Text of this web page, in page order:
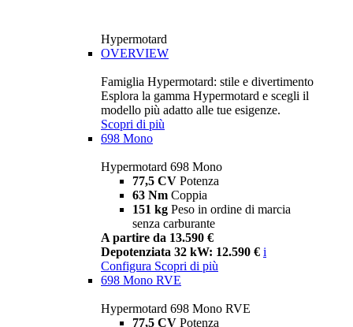
Hypermotard
OVERVIEW
Famiglia Hypermotard: stile e divertimento
Esplora la gamma Hypermotard e scegli il
modello più adatto alle tue esigenze.
Scopri di più
698 Mono
Hypermotard 698 Mono
77,5 CV Potenza
63 Nm Coppia
151 kg Peso in ordine di marcia
senza carburante
A partire da 13.590 €
Depotenziata 32 kW: 12.590 € i
Configura Scopri di più
698 Mono RVE
Hypermotard 698 Mono RVE
77,5 CV Potenza